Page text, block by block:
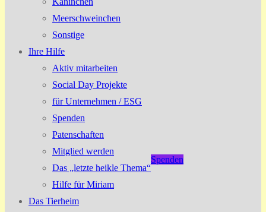
Meerschweinchen
Sonstige
Ihre Hilfe
Aktiv mitarbeiten
Social Day Projekte
für Unternehmen / ESG
Spenden
Patenschaften
Mitglied werden
Das „letzte heikle Thema“
Hilfe für Miriam
Das Tierheim
Spenden